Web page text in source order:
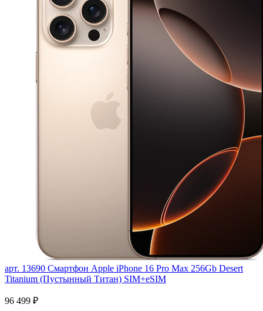
арт. 13690 Смартфон Apple iPhone 16 Pro Max 256Gb Desert
Titanium (Пустынный Титан) SIM+eSIM
96 499 ₽